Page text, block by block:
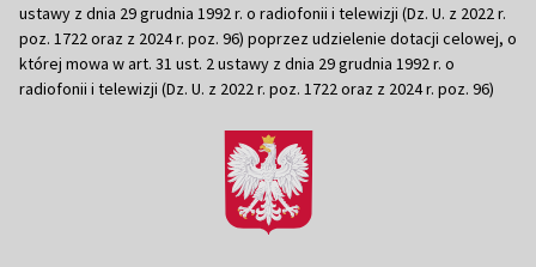
ustawy z dnia 29 grudnia 1992 r. o radiofonii i telewizji (Dz. U. z 2022 r.
poz. 1722 oraz z 2024 r. poz. 96) poprzez udzielenie dotacji celowej, o
której mowa w art. 31 ust. 2 ustawy z dnia 29 grudnia 1992 r. o
radiofonii i telewizji (Dz. U. z 2022 r. poz. 1722 oraz z 2024 r. poz. 96)